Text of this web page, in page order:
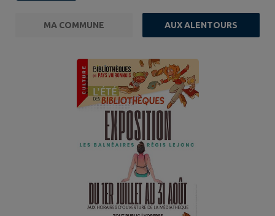
MA COMMUNE AUX ALENTOURS